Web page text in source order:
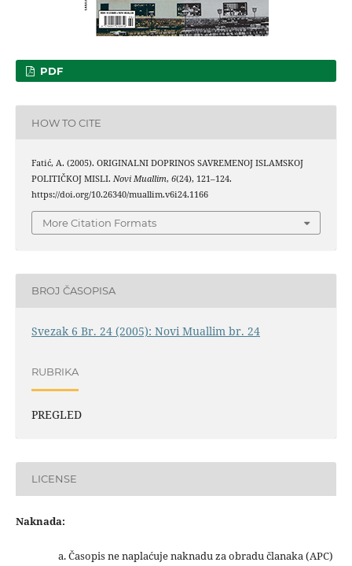
PDF
HOW TO CITE
Fatić, A. (2005). ORIGINALNI DOPRINOS SAVREMENOJ ISLAMSKOJ
POLITIČKOJ MISLI. Novi Muallim, 6(24), 121–124.
https://doi.org/10.26340/muallim.v6i24.1166
More Citation Formats
BROJ ČASOPISA
Svezak 6 Br. 24 (2005): Novi Muallim br. 24
RUBRIKA
PREGLED
LICENSE
Naknada:
a. Časopis ne naplaćuje naknadu za obradu članaka (APC)